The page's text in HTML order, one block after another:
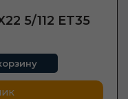
5/112 ET35